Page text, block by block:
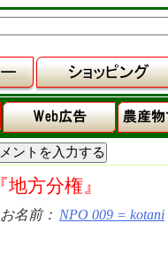
『地方分権』
お名前： NPO 009 = kotani